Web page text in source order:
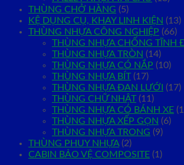
THÙNG CHỞ HÀNG (5)
KỆ DỤNG CỤ, KHAY LINH KIỆN (13)
THÙNG NHỰA CÔNG NGHIỆP (66)
THÙNG NHỰA CHỐNG TĨNH
THÙNG NHỰA TRÒN (14)
THÙNG NHỰA CÓ NẮP (10)
THÙNG NHỰA BÍT (17)
THÙNG NHỰA ĐAN LƯỚI
(17)
THÙNG CHỮ NHẬT (11)
THÙNG NHỰA CÓ BÁNH XE
THÙNG NHỰA XẾP GỌN (6)
THÙNG NHỰA TRONG (9)
THÙNG PHUY NHỰA (2)
CABIN BẢO VỆ COMPOSITE (1)